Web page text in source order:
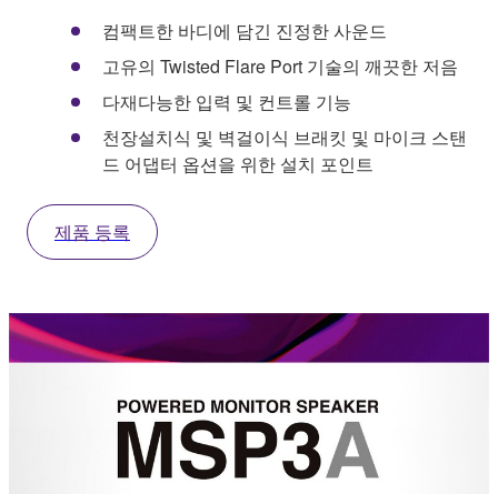
컴팩트한 바디에 담긴 진정한 사운드
고유의 Twisted Flare Port 기술의 깨끗한 저음
다재다능한 입력 및 컨트롤 기능
천장설치식 및 벽걸이식 브래킷 및 마이크 스탠
드 어댑터 옵션을 위한 설치 포인트
제품 등록